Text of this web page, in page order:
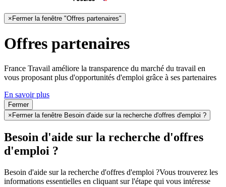
× Fermer la fenêtre "Offres partenaires"
Offres partenaires
France Travail améliore la transparence du marché du travail en
vous proposant plus d'opportunités d'emploi grâce à ses partenaires
En savoir plus
Fermer
× Fermer la fenêtre Besoin d'aide sur la recherche d'offres d'emploi ?
Besoin d'aide sur la recherche d'offres
d'emploi ?
Besoin d'aide sur la recherche d'offres d'emploi ?Vous trouverez les
informations essentielles en cliquant sur l'étape qui vous intéresse